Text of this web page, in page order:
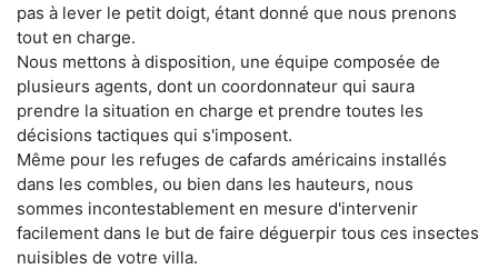
pas à lever le petit doigt, étant donné que nous prenons
tout en charge.
Nous mettons à disposition, une équipe composée de
plusieurs agents, dont un coordonnateur qui saura
prendre la situation en charge et prendre toutes les
décisions tactiques qui s'imposent.
Même pour les refuges de cafards américains installés
dans les combles, ou bien dans les hauteurs, nous
sommes incontestablement en mesure d'intervenir
facilement dans le but de faire déguerpir tous ces insectes
nuisibles de votre villa.